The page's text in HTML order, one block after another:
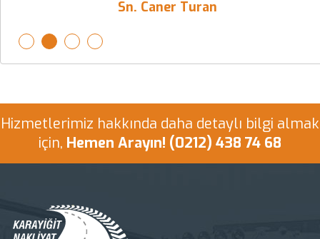
Sn. Caner Turan
yardımcı olma konusunda
tamamen memnun kaldık.
Sn. Onur Baran Özdemir
İlk defa evden eve taşınıyorum. Çok
tereddütlerim vardı. Firma
taşıma oldu. Çok iş az para. Helali
hoş olsun. Çok memnun kaldım.
Hizmetlerimiz hakkında daha detaylı bilgi almak
için, Hemen Arayın! (0212) 438 74 68